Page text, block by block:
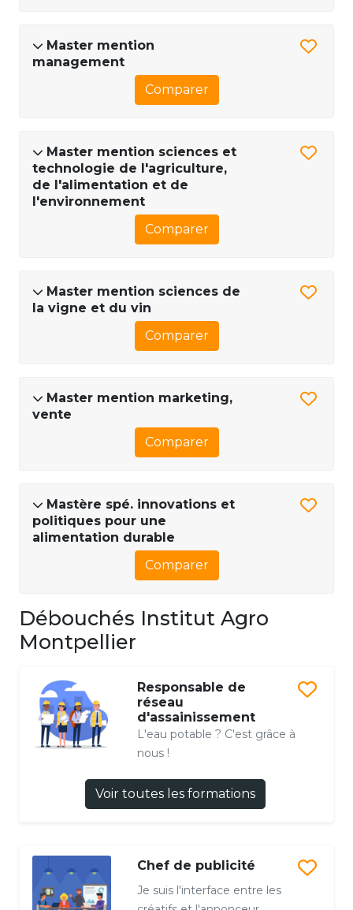
Master mention
management
Comparer
Master mention sciences et
technologie de l'agriculture,
de l'alimentation et de
l'environnement
Comparer
Master mention sciences de
la vigne et du vin
Comparer
Master mention marketing,
vente
Comparer
Mastère spé. innovations et
politiques pour une
alimentation durable
Comparer
Débouchés Institut Agro
Montpellier
Responsable de
réseau
d'assainissement
L'eau potable ? C'est grâce à
nous !
Voir toutes les formations
Chef de publicité
Je suis l'interface entre les